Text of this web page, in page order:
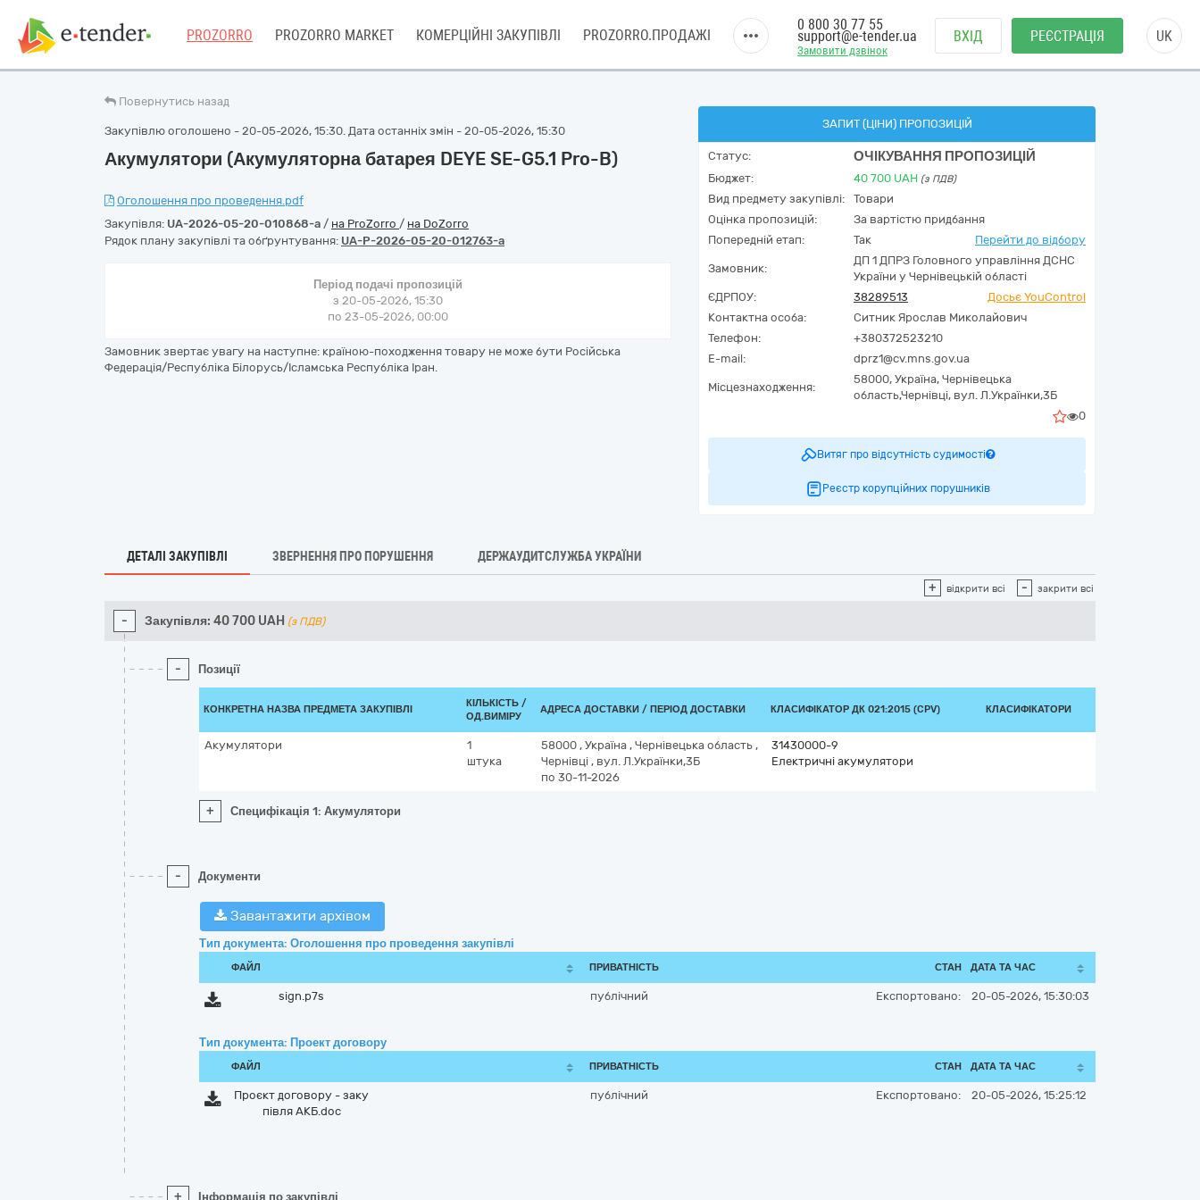
PROZORRO PROZORRO MARKET КОМЕРЦІЙНІ ЗАКУПІВЛІ PROZORRO.ПРОДАЖІ
Замовити дзвінок
0 800 30 77 55
support@e-tender.ua ВХІД РЕЄСТРАЦІЯ UK
Повернутись назад
Закупівлю оголошено - 20-05-2026, 15:30. Дата останніх змін - 20-05-2026, 15:30
Акумулятори (Акумуляторна батарея DEYE SE-G5.1 Pro-B)
Оголошення про проведення.pdf
Закупівля: UA-2026-05-20-010868-a / на ProZorro / на DoZorro
Рядок плану закупівлі та обґрунтування: UA-P-2026-05-20-012763-a
Період подачі пропозицій
з 20-05-2026, 15:30
по 23-05-2026, 00:00
Замовник звертає увагу на наступне: країною-походження товару не може бути Російська
Федерація/Республіка Білорусь/Ісламська Республіка Іран.
ЗАПИТ (ЦІНИ) ПРОПОЗИЦІЙ
Статус: ОЧІКУВАННЯ ПРОПОЗИЦІЙ
Бюджет: 40 700 UAH (з ПДВ)
Вид предмету закупівлі:
Товари
Оцінка пропозицій:
За вартістю придбання
Попередній етап:
Так Перейти до відбору
Замовник:
ДП 1 ДПРЗ Головного управління ДСНС
України у Чернівецькій області
ЄДРПОУ:
38289513
Досьє YouControl
Контактна особа:
Ситник Ярослав Миколайович
Телефон:
+380372523210
E-mail:
dprz1@cv.mns.gov.ua
Місцезнаходження:
58000, Україна, Чернівецька
область,Чернівці, вул. Л.Українки,3Б
0
Витяг про відсутність судимості
Реєстр корупційних порушників
ДЕТАЛІ ЗАКУПІВЛІ ЗВЕРНЕННЯ ПРО ПОРУШЕННЯ ДЕРЖАУДИТСЛУЖБА УКРАЇНИ
+ відкрити всі - закрити всі
- Закупівля: 40 700 UAH (з ПДВ)
- Позиції
КОНКРЕТНА НАЗВА ПРЕДМЕТА ЗАКУПІВЛІ
КІЛЬКІСТЬ /
ОД.ВИМІРУ
АДРЕСА ДОСТАВКИ / ПЕРІОД ДОСТАВКИ КЛАСИФІКАТОР ДК 021:2015 (CPV) КЛАСИФІКАТОРИ
Акумулятори
1
штука
58000 , Україна , Чернівецька область ,
Чернівці , вул. Л.Українки,3Б
по 30-11-2026
31430000-9
Електричні акумулятори
+ Специфікація 1: Акумулятори
- Документи
Завантажити архівом
Тип документа: Оголошення про проведення закупівлі
ФАЙЛ ПРИВАТНІСТЬ СТАН ДАТА ТА ЧАС
sign.p7s публічний Експортовано: 20-05-2026, 15:30:03
Тип документа: Проект договору
ФАЙЛ ПРИВАТНІСТЬ СТАН ДАТА ТА ЧАС
Проєкт договору - заку
півля АКБ.doc
публічний Експортовано: 20-05-2026, 15:25:12
+ Інформація по закупівлі